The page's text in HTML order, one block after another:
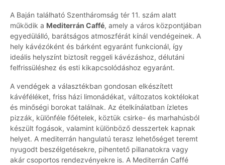
A Baján található Szentháromság tér 11. szám alatt
működik a Mediterrán Caffé, amely a város központjában
egyedülálló, barátságos atmoszférát kínál vendégeinek. A
hely kávézóként és bárként egyaránt funkcionál, így
ideális helyszínt biztosít reggeli kávézáshoz, délutáni
felfrissüléshez és esti kikapcsolódáshoz egyaránt.
A vendégek a választékban gondosan elkészített
kávéféléket, friss házi limonádékat, változatos koktélokat
és minőségi borokat találnak. Az ételkínálatban ízletes
pizzák, különféle főételek, köztük csirke- és marhahúsból
készült fogások, valamint különböző desszertek kapnak
helyet. A mediterrán hangulatú terasz lehetőséget teremt
nyugodt beszélgetésekre, pihentető pillanatokra vagy
akár csoportos rendezvényekre is. A Mediterrán Caffé